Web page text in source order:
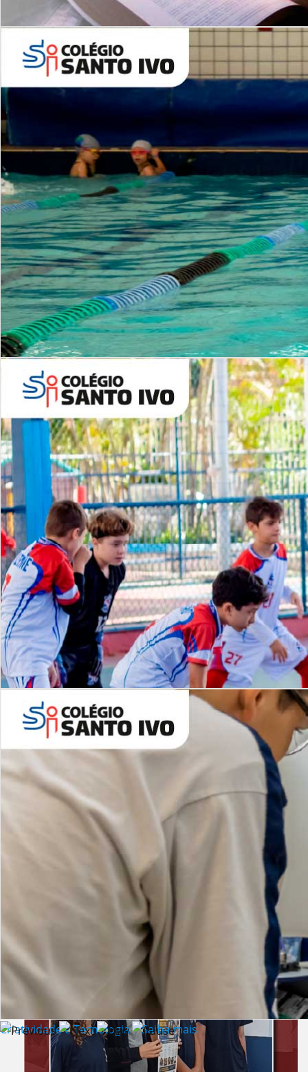
Leituras Literárias
Período Integral | Saiba mais
Desafios | Saiba mais
Criatividade e Tecnologia | Saiba mais
ALUNOS NOVOS
Entre em Contato
INSTITUCIONAL
Lista de vídeos
NOSSOCANAL